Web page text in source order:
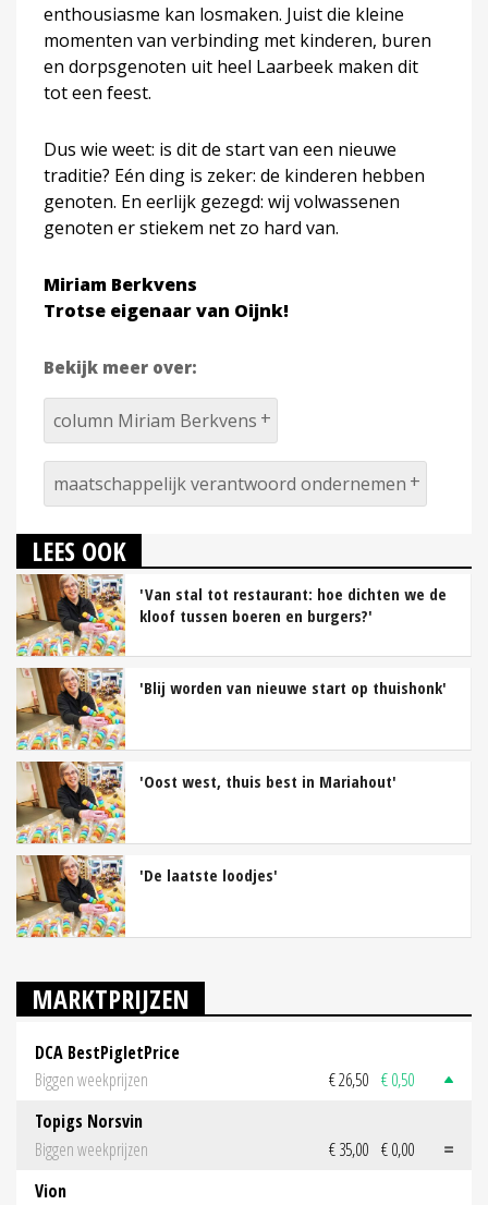
enthousiasme kan losmaken. Juist die kleine
momenten van verbinding met kinderen, buren
en dorpsgenoten uit heel Laarbeek maken dit
tot een feest.
Dus wie weet: is dit de start van een nieuwe
traditie? Eén ding is zeker: de kinderen hebben
genoten. En eerlijk gezegd: wij volwassenen
genoten er stiekem net zo hard van.
Miriam Berkvens
Trotse eigenaar van Oijnk!
Bekijk meer over:
column Miriam Berkvens
maatschappelijk verantwoord ondernemen
LEES OOK
'Van stal tot restaurant: hoe dichten we de
kloof tussen boeren en burgers?'
'Blij worden van nieuwe start op thuishonk'
'Oost west, thuis best in Mariahout'
'De laatste loodjes'
MARKTPRIJZEN
DCA BestPigletPrice
Biggen weekprijzen
€ 26,50 € 0,50
Topigs Norsvin
Biggen weekprijzen
€ 35,00 € 0,00
Vion